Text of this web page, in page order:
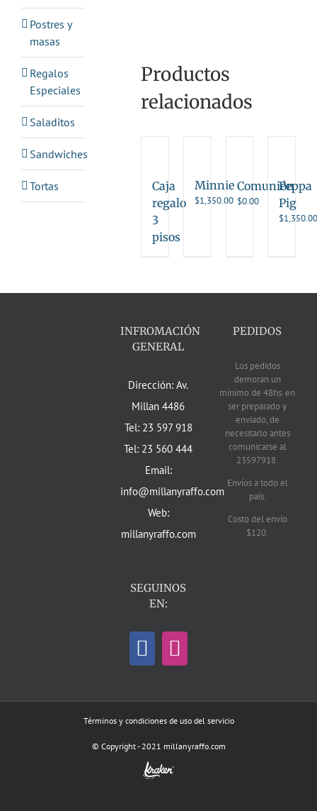
Productos
relacionados
Caja
regalo
3
pisos
Minnie
$1,350.00
Comunión
$0.00
Peppa
Pig
$
Postres y
masas
Regalos
Especiales
Saladitos
Sandwiches
Tortas
INFROMACIÓN
GENERAL
Dirección: Av.
Millan 4486
Tel: 23 597 918
Tel: 23 560 444
Email:
info@millanyraffo.com
Web:
millanyraffo.com
SEGUINOS
EN:
PEDIDOS
Los pedidos
demoran un
mínimo de 48hs. en
ser preparado y
enviado, de
necesitarlo antes
comunicarse al
23597918.
Envíos a todo el
país.
Costo del envío
$120.
Términos y condiciones de uso del servicio
© Copyright - 2021 millanyraffo.com